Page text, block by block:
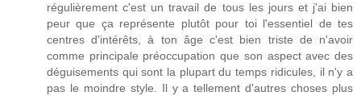
régulièrement c'est un travail de tous les jours et j'ai bien
peur que ça représente plutôt pour toi l'essentiel de tes
centres d'intérêts, à ton âge c'est bien triste de n'avoir
comme principale préoccupation que son aspect avec des
déguisements qui sont la plupart du temps ridicules, il n'y a
pas le moindre style. Il y a tellement d'autres choses plus